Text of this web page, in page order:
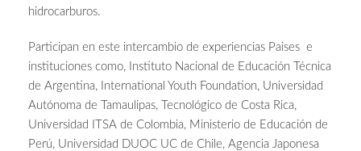
hidrocarburos.
Participan en este intercambio de experiencias Paises e
instituciones como, Instituto Nacional de Educación Técnica
de Argentina, International Youth Foundation, Universidad
Autónoma de Tamaulipas, Tecnológico de Costa Rica,
Universidad ITSA de Colombia, Ministerio de Educación de
Perú, Universidad DUOC UC de Chile, Agencia Japonesa